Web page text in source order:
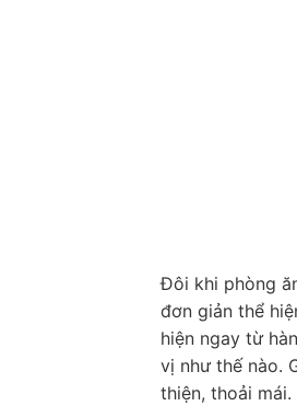
Đôi khi phòng
đơn giản thể
hiện ngay từ
vị như thế nào.
thiện, thoải mái.